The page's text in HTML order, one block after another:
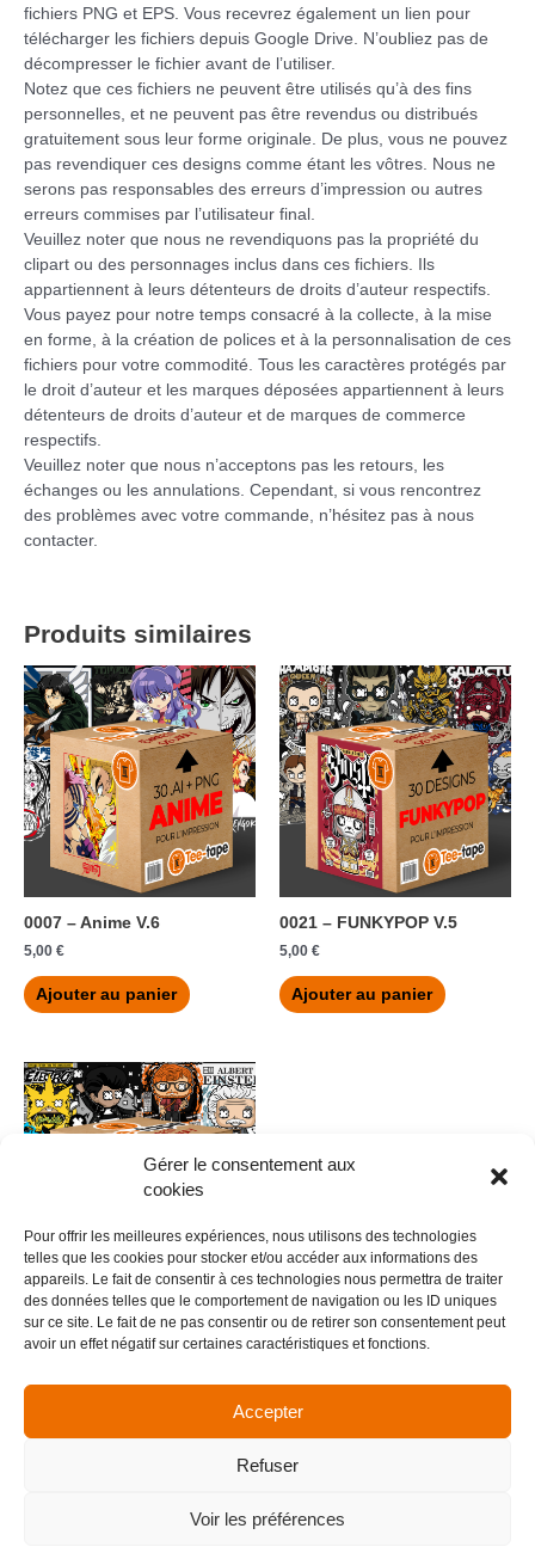
Gérer le consentement aux
cookies
Pour offrir les meilleures expériences, nous utilisons des technologies
telles que les cookies pour stocker et/ou accéder aux informations des
appareils. Le fait de consentir à ces technologies nous permettra de traiter
des données telles que le comportement de navigation ou les ID uniques
sur ce site. Le fait de ne pas consentir ou de retirer son consentement peut
avoir un effet négatif sur certaines caractéristiques et fonctions.
Accepter
Refuser
Voir les préférences
fichiers PNG et EPS. Vous recevrez également un lien pour
télécharger les fichiers depuis Google Drive. N’oubliez pas de
décompresser le fichier avant de l’utiliser.
Notez que ces fichiers ne peuvent être utilisés qu’à des fins
personnelles, et ne peuvent pas être revendus ou distribués
gratuitement sous leur forme originale. De plus, vous ne pouvez
pas revendiquer ces designs comme étant les vôtres. Nous ne
serons pas responsables des erreurs d’impression ou autres
erreurs commises par l’utilisateur final.
Veuillez noter que nous ne revendiquons pas la propriété du
clipart ou des personnages inclus dans ces fichiers. Ils
appartiennent à leurs détenteurs de droits d’auteur respectifs.
Vous payez pour notre temps consacré à la collecte, à la mise
en forme, à la création de polices et à la personnalisation de ces
fichiers pour votre commodité. Tous les caractères protégés par
le droit d’auteur et les marques déposées appartiennent à leurs
détenteurs de droits d’auteur et de marques de commerce
respectifs.
Veuillez noter que nous n’acceptons pas les retours, les
échanges ou les annulations. Cependant, si vous rencontrez
des problèmes avec votre commande, n’hésitez pas à nous
contacter.
Produits similaires
0007 – Anime V.6
5,00 €
Ajouter au panier
0021 – FUNKYPOP V.5
5,00 €
Ajouter au panier
0020 – FUNKYPOP V.4
5,00 €
Ajouter au panier
Menu